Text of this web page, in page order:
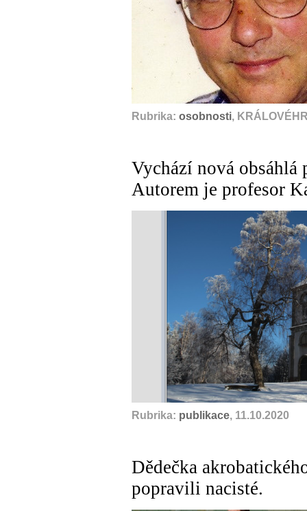
Rubrika: osobnosti,
Vychází nová
Autorem je profesor
Rubrika: publikace, 11.10.2020
Dědečka
popravili nacisté.